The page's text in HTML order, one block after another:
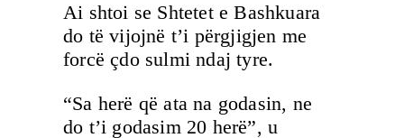
Ai shtoi se Shtetet e Bashkuara
do të vijojnë t’i përgjigjen me
forcë çdo sulmi ndaj tyre.
“Sa herë që ata na godasin, ne
do t’i godasim 20 herë”, u